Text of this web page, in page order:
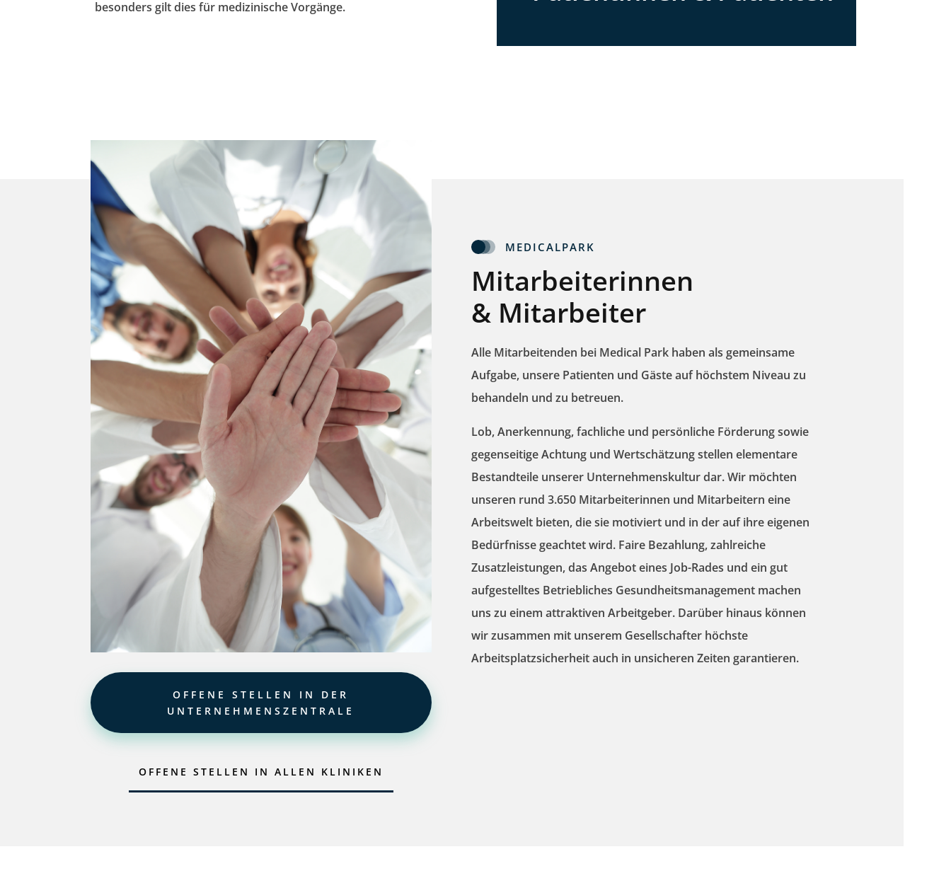
besonders gilt dies für medizinische Vorgänge.
OFFENE STELLEN IN DER
UNTERNEHMENSZENTRALE
OFFENE STELLEN IN ALLEN KLINIKEN
MEDICALPARK
Mitarbeiterinnen
& Mitarbeiter
Alle Mitarbeitenden bei Medical Park haben als gemeinsame
Aufgabe, unsere Patienten und Gästeauf höchstem Niveau zu
behandeln und zu betreuen.
Lob, Anerkennung, fachliche und persönliche Förderung sowie
gegenseitige Achtung und Wertschätzungstellen elementare
Bestandteile unserer Unternehmenskultur dar. Wir möchten
unseren rund 3.650 Mitarbeiterinnen und Mitarbeitern eine
Arbeitswelt bieten, die sie motiviert und in der auf ihreeigenen
Bedürfnissegeachtet wird. Faire Bezahlung, zahlreiche
Zusatzleistungen, das Angebot eines Job-Rades und ein gut
aufgestelltes Betriebliches Gesundheitsmanagement machen
uns zu einemattraktiven Arbeitgeber. Darüber hinaus können
wir zusammen mit unserem Gesellschafter höchste
Arbeitsplatzsicherheitauch in unsicheren Zeiten garantieren.